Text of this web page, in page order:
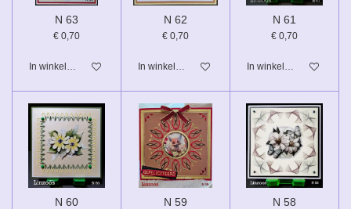
N 63
€ 0,70
In winkelwagen
N 62
€ 0,70
In winkelwagen
N 61
€ 0,70
In winkelwagen
N 60 N 59 N 58